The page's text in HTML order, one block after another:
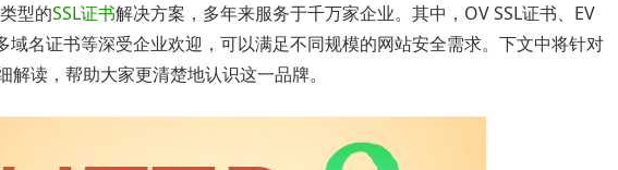
型的SSL证书解决方案，多年来服务于千万家企业。其中，OV SSL证书、EV
域名证书等深受企业欢迎，可以满足不同规模的网站安全需求。下文中将针对
解读，帮助大家更清楚地认识这一品牌。